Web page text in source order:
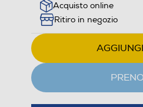
Acquisto online
Ritiro in negozio